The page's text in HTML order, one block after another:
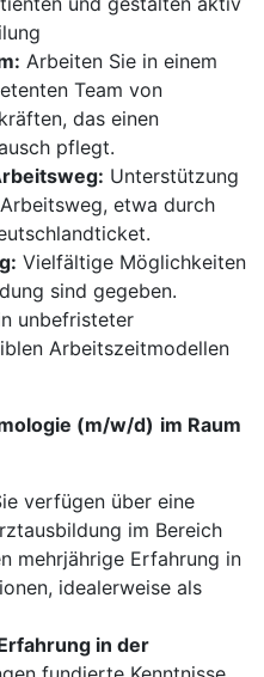
Arbeiten Sie in einem
Team von
das einen
pflegt.
Unterstützung
etwa durch
Vielfältige Möglichkeiten
sind gegeben.
unbefristeter
Arbeitszeitmodellen
(m/w/d) im Raum
verfügen über eine
im Bereich
mehrjährige Erfahrung in
idealerweise als
in der